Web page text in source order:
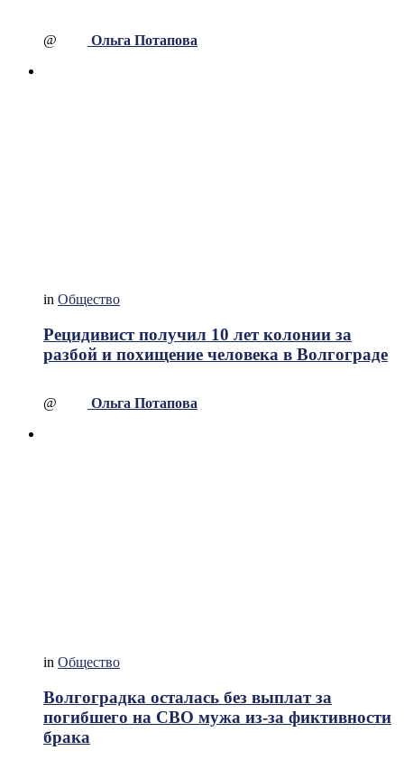
@ Ольга Потапова
in Общество
Рецидивист получил 10 лет колонии за
разбой и похищение человека в Волгограде
@ Ольга Потапова
in Общество
Волгоградка осталась без выплат за
погибшего на СВО мужа из-за фиктивности
брака